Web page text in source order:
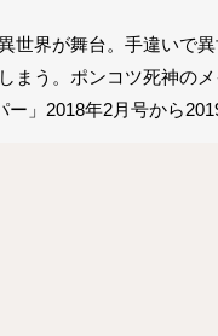
世界が舞台。手違いで
まう。ポンコツ死神の
」2018年2月号から